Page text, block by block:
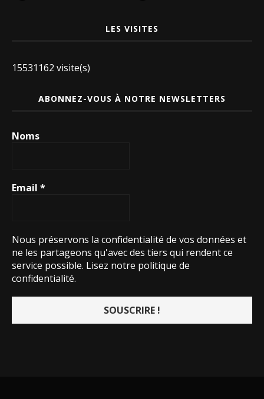
LES VISITES
15531162 visite(s)
ABONNEZ-VOUS À NOTRE NEWSLETTERS
Noms
Email *
Nous préservons la confidentialité de vos données et
ne les partageons qu'avec des tiers qui rendent ce
service possible. Lisez notre politique de
confidentialité.